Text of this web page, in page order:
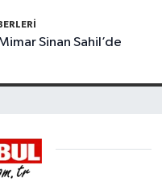
Sinan Sahil’de